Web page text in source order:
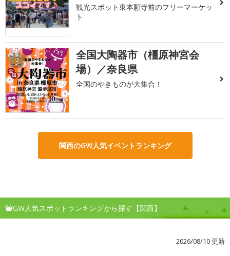
観光スポット東本願寺前のフリーマーケッ
ト
3
全国大陶器市（橿原神宮会
場）／奈良県
全国のやきものが大集合！
関西のGW人気イベントランキング
GW人気スポットランキングから探す【関西】
2026/08/10 更新